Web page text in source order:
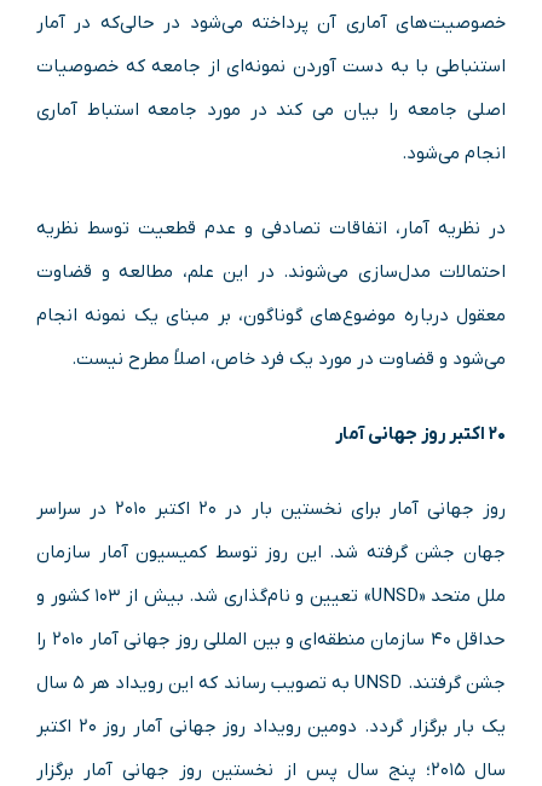
خصوصیت‌های آماری آن پرداخته می‌شود در حالی‌که در آمار
استنباطی با به دست آوردن نمونه‌ای از جامعه که خصوصیات
اصلی جامعه را بیان می کند در مورد جامعه استباط آماری
انجام می‌شود.
در نظریه آمار، اتفاقات تصادفی و عدم قطعیت توسط نظریه
احتمالات مدل‌سازی می‌شوند. در این علم، مطالعه و قضاوت
معقول درباره موضوع‌های گوناگون، بر مبنای یک نمونه انجام
می‌شود و قضاوت در مورد یک فرد خاص، اصلاً مطرح نیست.
۲۰ اکتبر روز جهانی آمار
روز جهانی آمار برای نخستین بار در ۲۰ اکتبر ۲۰۱۰ در سراسر
جهان جشن گرفته شد. این روز توسط کمیسیون آمار سازمان
ملل متحد «UNSD» تعیین و نام‌گذاری شد. بیش از ۱۰۳ کشور و
حداقل ۴۰ سازمان منطقه­‌ای و بین­ المللی روز جهانی آمار ۲۰۱۰ را
جشن گرفتند. UNSD به تصویب رساند که این رویداد هر ۵ سال
یک بار برگزار گردد. دومین رویداد روز جهانی آمار روز ۲۰ اکتبر
سال ۲۰۱۵؛ پنج سال پس از نخستین روز جهانی آمار برگزار